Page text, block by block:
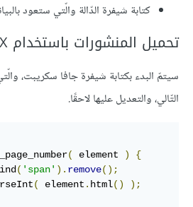
كتابة شيفرة الدّالة والّتي ستعود
تحميل المنشورات باستخدام AJAX
سيتمّ البدء بكتابة شيفرة جافا سكريبت،
التّالي، والتعديل عليها لاحقًا.
( element )
{
( 'span' ). remove();
( element . html()
);